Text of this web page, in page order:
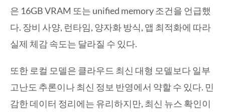
은 16GB VRAM 또는 unified memory 조건을 언급했
다. 장비 사양, 런타임, 양자화 방식, 앱 최적화에 따라
실제 체감 속도는 달라질 수 있다.
또한 로컬 모델은 클라우드 최신 대형 모델보다 일부
고난도 추론이나 최신 정보 반영에서 약할 수 있다. 민
감한 데이터 정리에는 유리하지만, 최신 뉴스 확인이